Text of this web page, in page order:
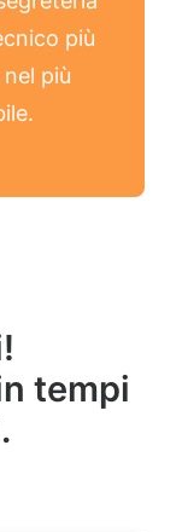
più
più
tempi